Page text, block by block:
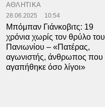
ΑΘΛΗΤΙΚΑ
28.06.2025 10:54
Μπόμπαν Γιάνκοβιτς: 19
χρόνια χωρίς τον θρύλο του
Πανιωνίου – «Πατέρας,
αγωνιστής, άνθρωπος που
αγαπήθηκε όσο λίγοι»